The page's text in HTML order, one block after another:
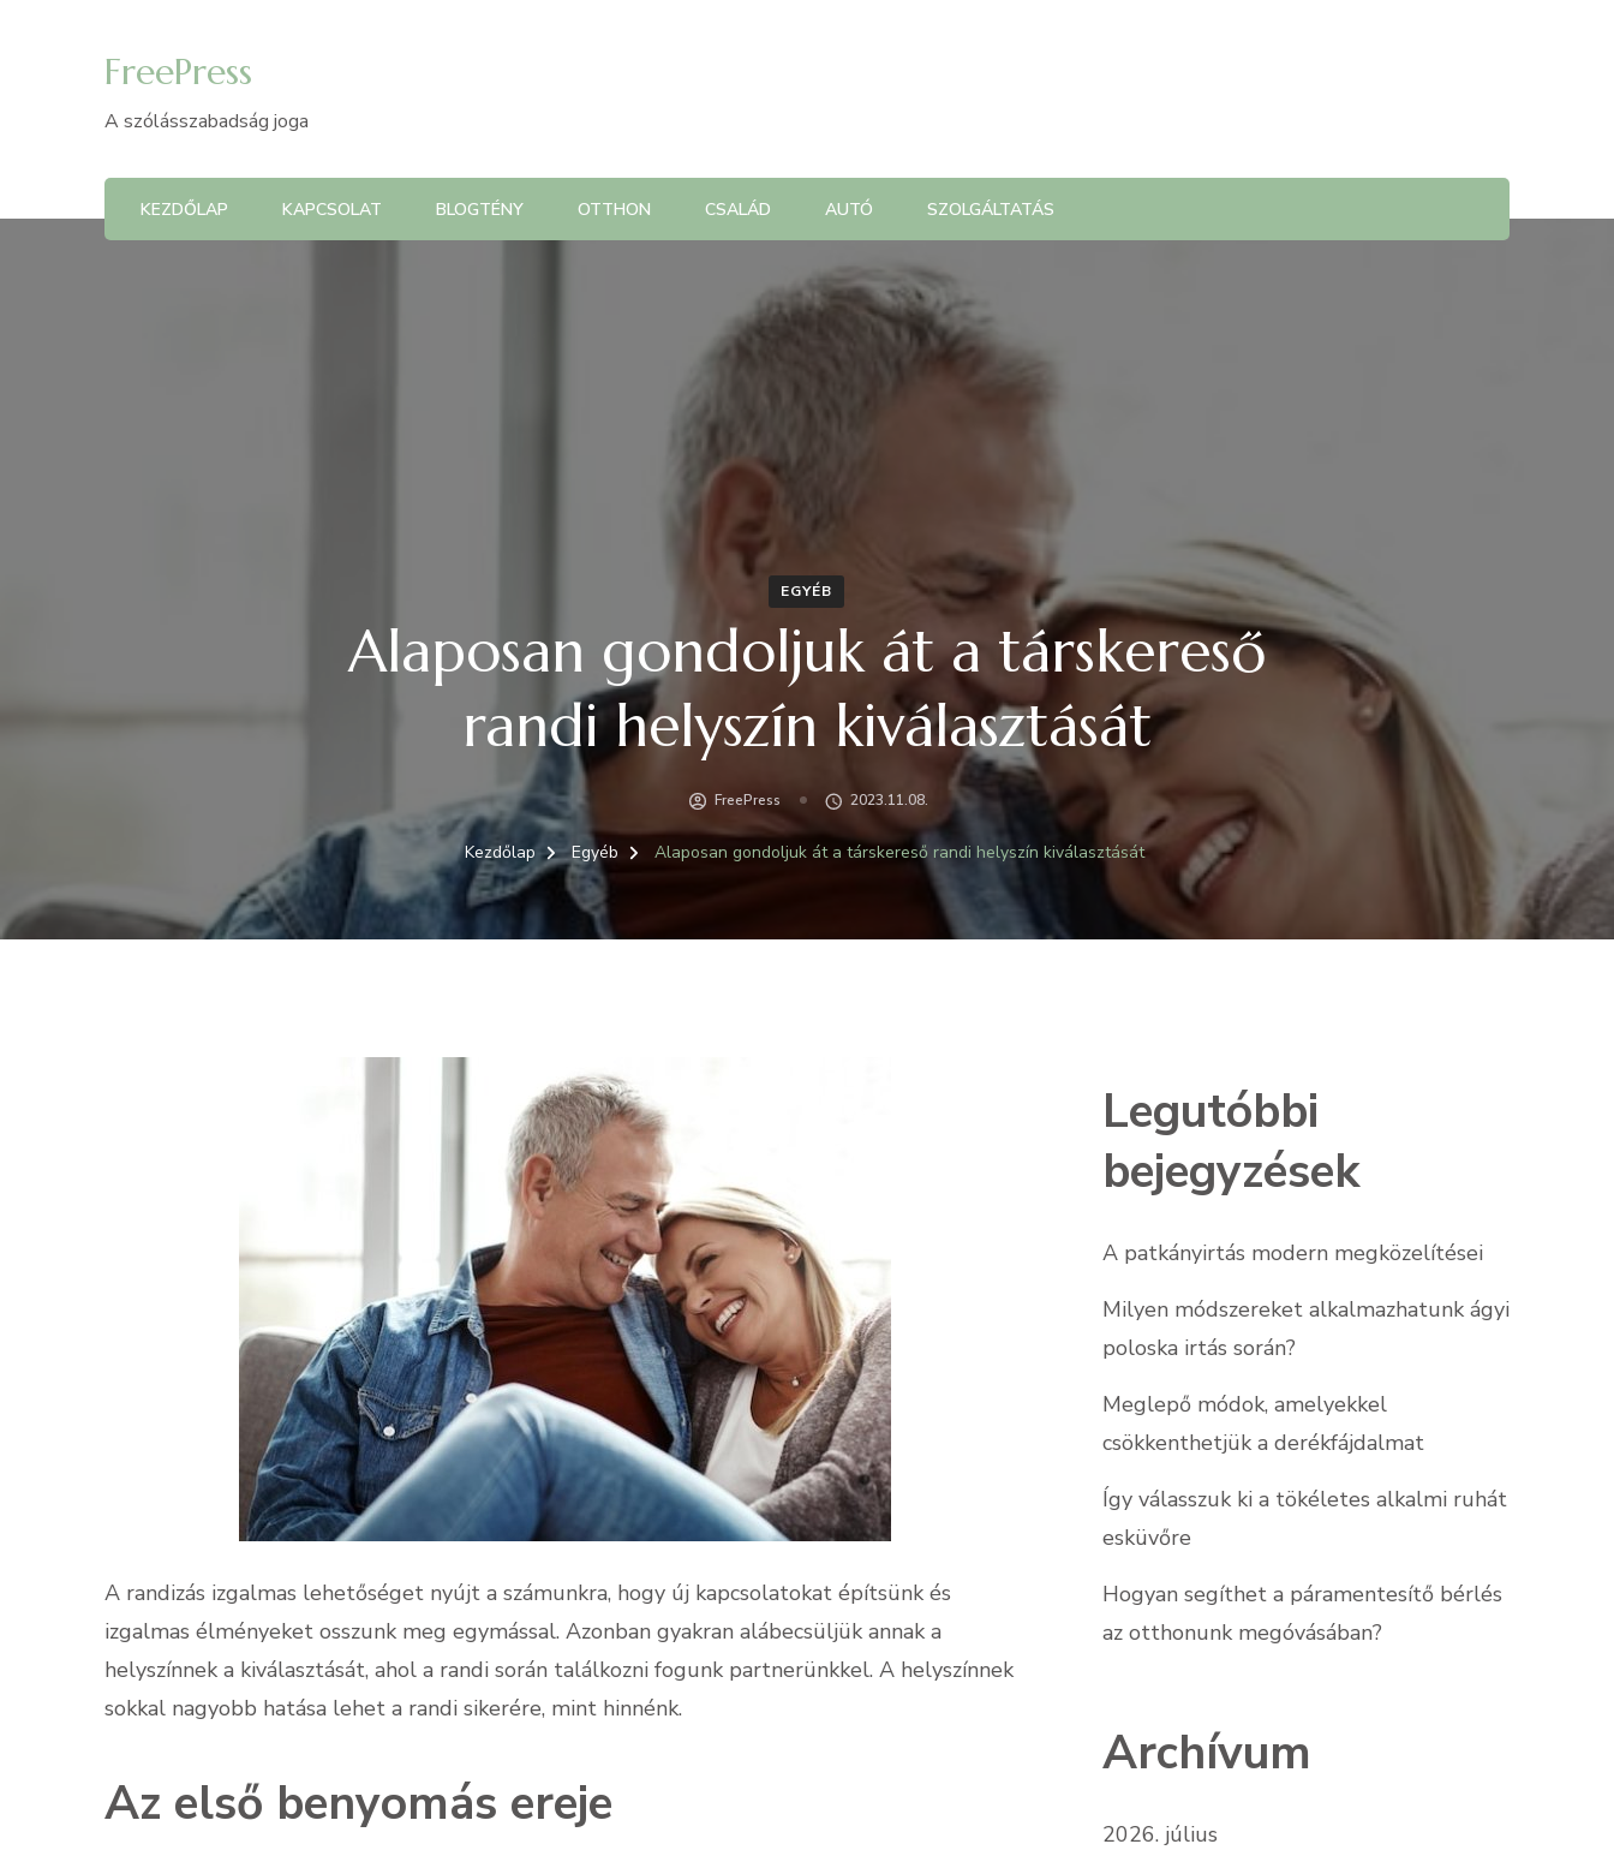
FreePress
A szólásszabadság joga
KEZDŐLAP KAPCSOLAT BLOGTÉNY OTTHON CSALÁD AUTÓ SZOLGÁLTATÁS
EGYÉB
Alaposan gondoljuk át a társkereső
randi helyszín kiválasztását
FreePress 2023.11.08.
Kezdőlap Egyéb Alaposan gondoljuk át a társkereső randi helyszín kiválasztását
A randizás izgalmas lehetőséget nyújt a számunkra, hogy új kapcsolatokat építsünk és
izgalmas élményeket osszunk meg egymással. Azonban gyakran alábecsüljük annak a
helyszínnek a kiválasztását, ahol a randi során találkozni fogunk partnerünkkel. A helyszínnek
sokkal nagyobb hatása lehet a randi sikerére, mint hinnénk.
Az első benyomás ereje
Legutóbbi
bejegyzések
A patkányirtás modern megközelítései
Milyen módszereket alkalmazhatunk ágyi
poloska irtás során?
Meglepő módok, amelyekkel
csökkenthetjük a derékfájdalmat
Így válasszuk ki a tökéletes alkalmi ruhát
esküvőre
Hogyan segíthet a páramentesítő bérlés
az otthonunk megóvásában?
Archívum
2026. július